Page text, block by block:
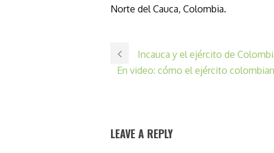
Norte del Cauca, Colombia.
Incauca y el ejército de
En video: cómo el ejército
LEAVE A REPLY